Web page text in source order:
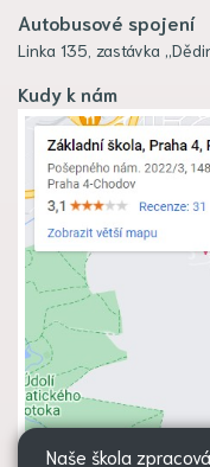
Autobusové spojení
Linka 135, zastávka
Kudy k nám
Naše škola